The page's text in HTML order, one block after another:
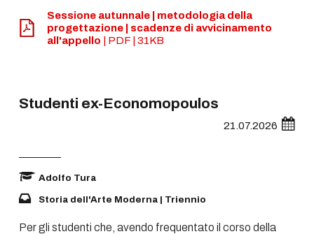
Sessione autunnale | metodologia della
progettazione | scadenze di avvicinamento
all'appello | PDF | 31KB
Studenti ex-Economopoulos
21.07.2026
Adolfo Tura
Storia dell'Arte Moderna | Triennio
Per gli studenti che, avendo frequentato il corso della